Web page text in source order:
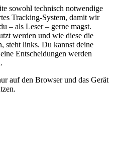
sowohl technisch notwendige
Tracking-System, damit wir
– als Leser – gerne magst.
werden und wie diese die
steht links. Du kannst deine
Entscheidungen werden
auf den Browser und das Gerät